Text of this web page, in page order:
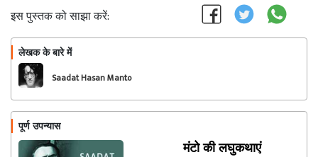
इस पुस्तक को साझा करें:
लेखक के बारे में
Saadat Hasan Manto
पूर्ण उपन्यास
मंटो की लघुकथाएं